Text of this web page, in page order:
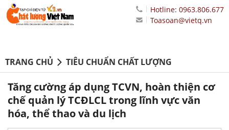
Hotline: 0963.806.677
Toasoan@vietq.vn
TRANG CHỦ TIÊU CHUẨN CHẤT LƯỢNG
Tăng cường áp dụng TCVN, hoàn thiện cơ
chế quản lý TCĐLCL trong lĩnh vực văn
hóa, thể thao và du lịch